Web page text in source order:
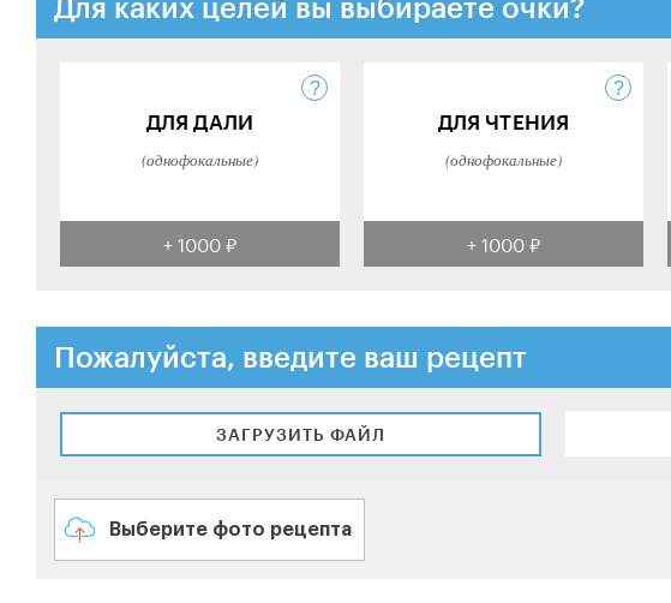
ДЛЯ ДАЛИ
(однофокальные)
+ 1000 ₽
ДЛЯ ЧТЕНИЯ
(однофокальные)
+ 1000 ₽
Пожалуйста, введите ваш рецепт
ЗАГРУЗИТЬ ФАЙЛ
Выберите фото рецепта